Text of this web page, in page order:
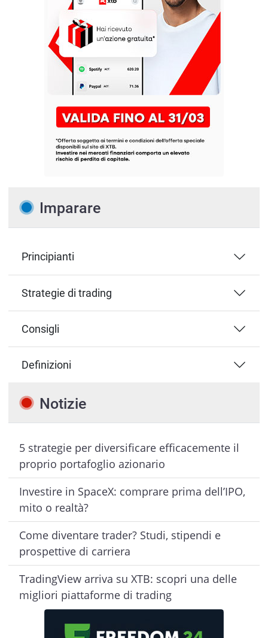
Imparare
Principianti
Strategie di trading
Consigli
Definizioni
Notizie
5 strategie per diversificare efficacemente il
proprio portafoglio azionario
Investire in SpaceX: comprare prima dell’IPO,
mito o realtà?
Come diventare trader? Studi, stipendi e
prospettive di carriera
TradingView arriva su XTB: scopri una delle
migliori piattaforme di trading